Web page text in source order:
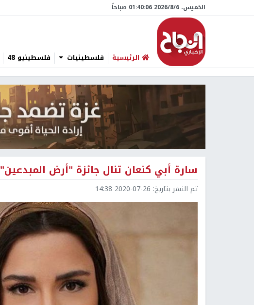
الخميس، 6/‏8/‏2026 01:40:07 صباحاً
الرئيسية فلسطينيات فلسطينيو 48
سارة أبي كنعان تنال جائزة "أرض المبدعين"
تم النشر بتاريخ: 2020-07-26 14:38